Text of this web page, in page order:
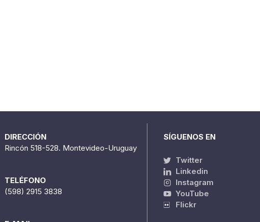
DIRECCIÓN
Rincón 518-528. Montevideo-Uruguay
TELÉFONO
(598) 2915 3838
SÍGUENOS EN
Twitter
Linkedin
Instagram
YouTube
Flickr